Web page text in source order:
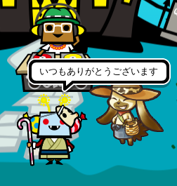
いつもありがとうございます